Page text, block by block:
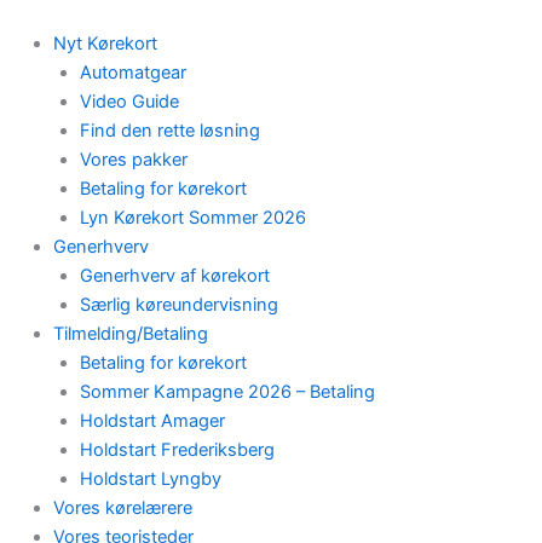
content
Nyt Kørekort
Automatgear
Video Guide
Find den rette løsning
Vores pakker
Betaling for kørekort
Lyn Kørekort Sommer 2026
Generhverv
Generhverv af kørekort
Særlig køreundervisning
Tilmelding/Betaling
Betaling for kørekort
Sommer Kampagne 2026 – Betaling
Holdstart Amager
Holdstart Frederiksberg
Holdstart Lyngby
Vores kørelærere
Vores teoristeder